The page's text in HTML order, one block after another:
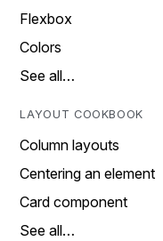
Flexbox
Colors
See all…
LAYOUT COOKBOOK
Column layouts
Centering an element
Card component
See all…